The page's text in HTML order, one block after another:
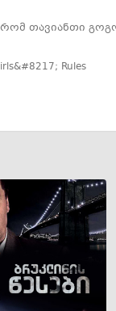
რომ თავიანთი
Rules